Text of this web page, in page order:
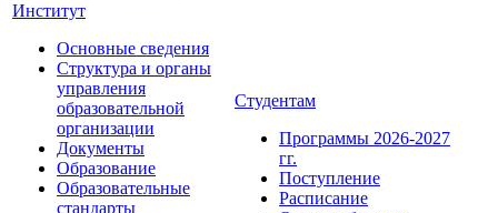
Институт
Основные сведения
Структура и органы
управления
образовательной
организации
Документы
Образование
Образовательные
стандарты
Студентам
Программы 2026-2027
гг.
Поступление
Расписание